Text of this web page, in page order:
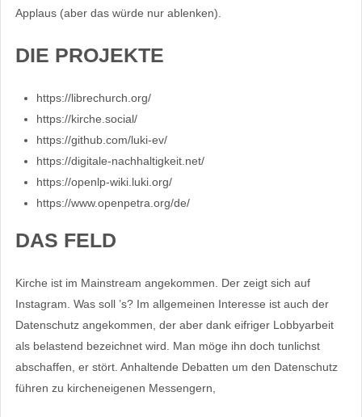
Applaus (aber das würde nur ablenken).
DIE PROJEKTE
https://librechurch.org/
https://kirche.social/
https://github.com/luki-ev/
https://digitale-nachhaltigkeit.net/
https://openlp-wiki.luki.org/
https://www.openpetra.org/de/
DAS FELD
Kirche ist im Mainstream angekommen. Der zeigt sich auf
Instagram. Was soll ’s? Im allgemeinen Interesse ist auch der
Datenschutz angekommen, der aber dank eifriger Lobbyarbeit
als belastend bezeichnet wird. Man möge ihn doch tunlichst
abschaffen, er stört. Anhaltende Debatten um den Datenschutz
führen zu kircheneigenen Messengern,